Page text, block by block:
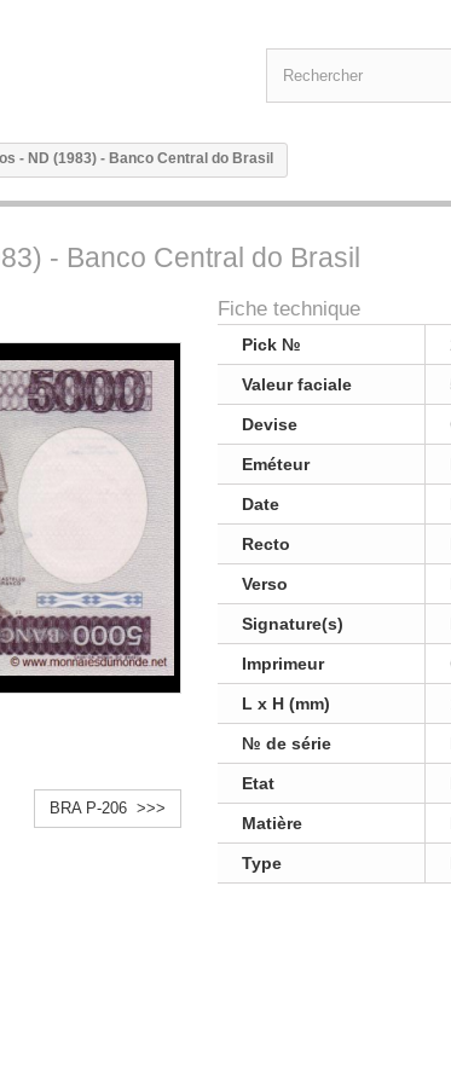
- ND (1983) - Banco Central do Brasil
- Banco Central do Brasil
BRA P-206 >>>
Fiche technique
Pick №
Valeur faciale
Devise
Eméteur
Date
Recto
Verso
Signature(s)
Imprimeur
L x H (mm)
№ de série
Etat
Matière
Type